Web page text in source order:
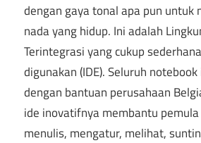
dengan gaya tonal apa pun untuk
nada yang hidup. Ini adalah
Terintegrasi yang cukup
digunakan (IDE). Seluruh
dengan bantuan perusahaan
ide inovatifnya membantu
menulis, mengatur, melihat,